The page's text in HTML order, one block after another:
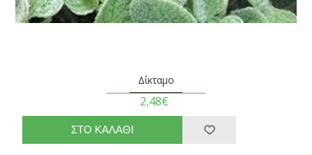
Δίκταμο
2,48€